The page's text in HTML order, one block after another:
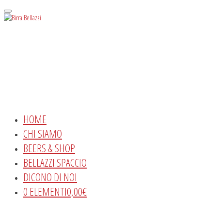
Menu
HOME
CHI SIAMO
BEERS & SHOP
BELLAZZI SPACCIO
DICONO DI NOI
0 ELEMENTI0,00€